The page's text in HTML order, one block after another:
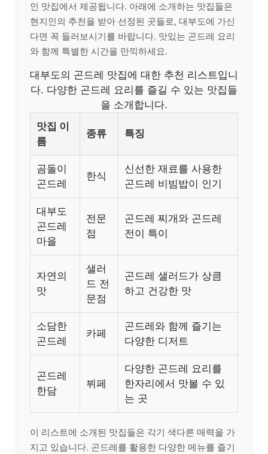
인 맛집에서 제공됩니다. 아래에 소개하는 맛집들은
현지인의 추천을 받아 선정된 곳들로, 대부도에 가신
다면 꼭 들러보시기를 바랍니다. 맛있는 곤드레 요리
와 함께 특별한 시간을 만끽하세요.
대부도의 곤드레 맛집에 대한 추천 리스트입니
다. 다양한 곤드레 요리를 즐길 수 있는 맛집들
을 소개합니다.
맛집 이
름
종류 특징
곰돌이
곤드레
한식
신선한 재료를 사용한
곤드레 비빔밥이 인기
대부도
곤드레
마을
전문
점
곤드레 찌개와 곤드레
전이 특이
자연의
맛
샐러
드 전
문점
곤드레 샐러드가 상큼
하고 건강한 맛
소담한
곤드레
카페
곤드레와 함께 즐기는
다양한 디저트
곤드레
한담
뷔페
다양한 곤드레 요리를
한자리에서 맛볼 수 있
는 곳
이 리스트에 소개된 맛집들은 각기 색다른 매력을 가
지고 있습니다. 곤드레를 활용한 다양한 메뉴를 즐기